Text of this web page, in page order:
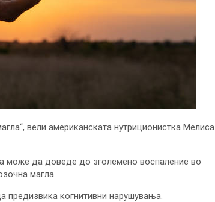
вели американската нутриционистка Мелиса
може да доведе до зголемено воспаление во
магла.
предизвика когнитивни нарушувања.